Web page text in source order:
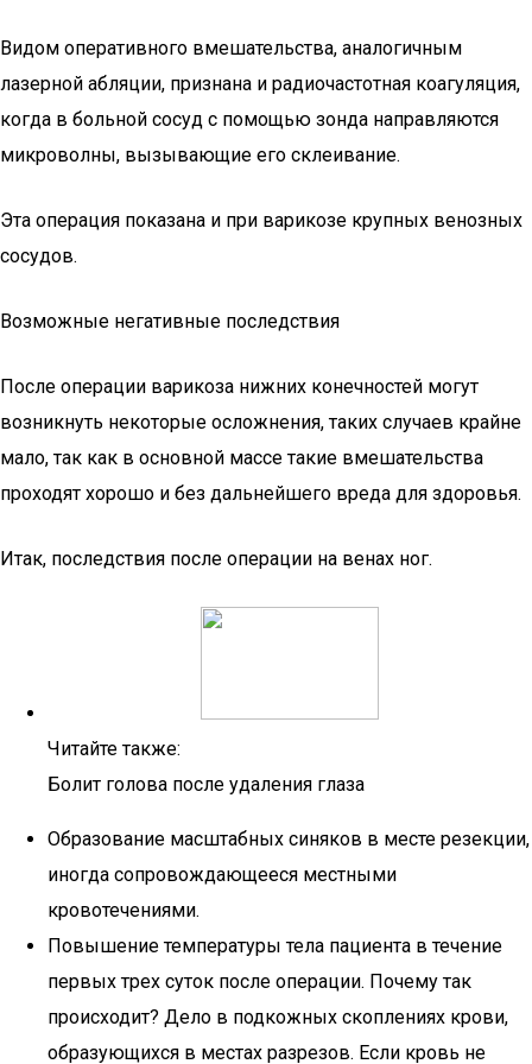
Видом оперативного вмешательства, аналогичным
лазерной абляции, признана и радиочастотная коагуляция,
когда в больной сосуд с помощью зонда направляются
микроволны, вызывающие его склеивание.
Эта операция показана и при варикозе крупных венозных
сосудов.
Возможные негативные последствия
После операции варикоза нижних конечностей могут
возникнуть некоторые осложнения, таких случаев крайне
мало, так как в основной массе такие вмешательства
проходят хорошо и без дальнейшего вреда для здоровья.
Итак, последствия после операции на венах ног.
Читайте также:
Болит голова после удаления глаза
Образование масштабных синяков в месте резекции,
иногда сопровождающееся местными
кровотечениями.
Повышение температуры тела пациента в течение
первых трех суток после операции. Почему так
происходит? Дело в подкожных скоплениях крови,
образующихся в местах разрезов. Если кровь не